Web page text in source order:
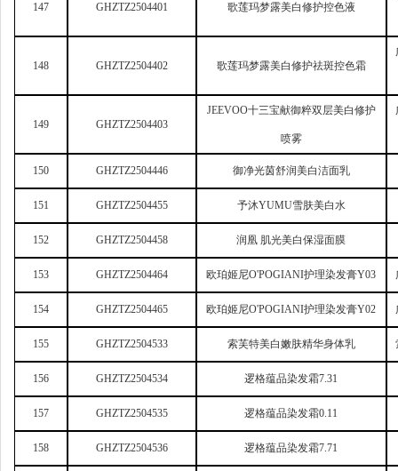
147 GHZTZ2504401 歌莲玛梦露美白修护控色液
148 GHZTZ2504402 歌莲玛梦露美白修护祛斑控色霜
149 GHZTZ2504403
JEEVOO十三宝献御粹双层美白修护
喷雾
150 GHZTZ2504446 御净光茵舒润美白洁面乳
151 GHZTZ2504455 予沐YUMU雪肤美白水
152 GHZTZ2504458 润凰 肌光美白保湿面膜
153 GHZTZ2504464 欧珀姬尼O'POGIANI护理染发膏Y03
154 GHZTZ2504465 欧珀姬尼O'POGIANI护理染发膏Y02
155 GHZTZ2504533 索芙特美白嫩肤精华身体乳
156 GHZTZ2504534 逻格蕴品染发霜7.31
157 GHZTZ2504535 逻格蕴品染发霜0.11
158 GHZTZ2504536 逻格蕴品染发霜7.71